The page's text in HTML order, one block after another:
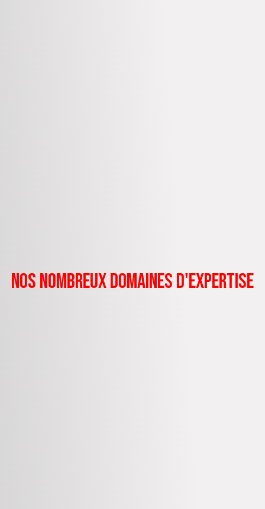
nos nombreux domaines d'expertise